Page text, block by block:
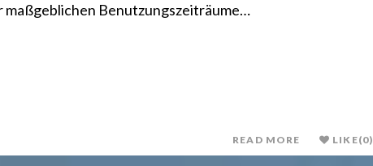
maßgeblichen Benutzungszeiträume…
READ MORE LIKE(0)